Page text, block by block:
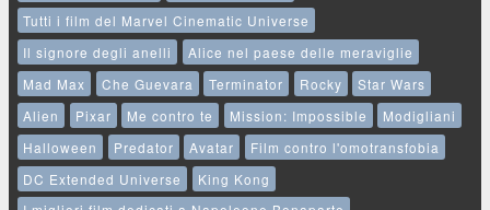
Tutti i film del Marvel Cinematic Universe
Il signore degli anelli
Alice nel paese delle meraviglie
Mad Max
Che Guevara Terminator Rocky
Star Wars
Alien
Pixar Me contro te Mission: Impossible
Modigliani
Halloween
Predator Avatar
Film contro l'omotransfobia
DC Extended Universe
King Kong